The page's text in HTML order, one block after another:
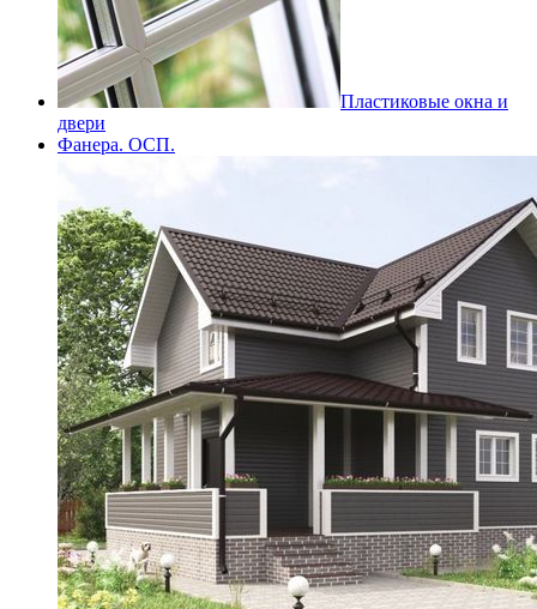
Пластиковые окна и
двери
Фанера. ОСП.